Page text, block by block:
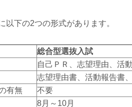
以下の2つの形式があります。
総合型選抜入試
自己ＰＲ、志望理由、活
志望理由書、活動報告書
有無
不要
8月～10月